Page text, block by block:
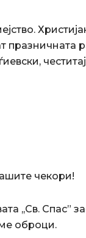
празничната
чекори!
,,Св. Спас”
оброци.